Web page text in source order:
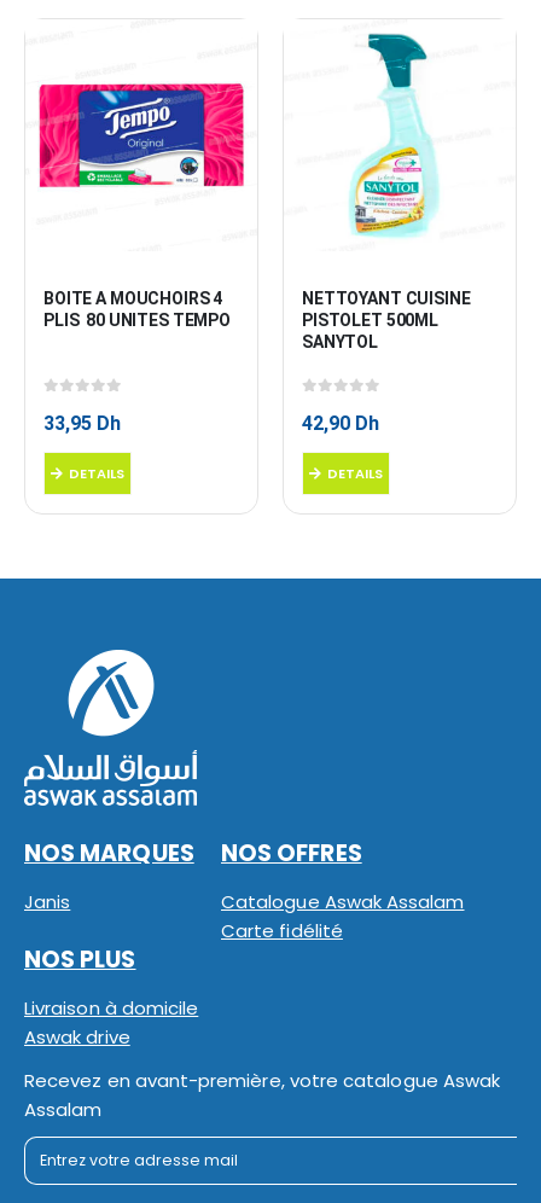
BOITE A MOUCHOIRS 4
PLIS  80 UNITES TEMPO
33,95 Dh
DETAILS
NETTOYANT CUISINE
PISTOLET 500ML
SANYTOL
42,90 Dh
DETAILS
NOS MARQUES
Janis
NOS OFFRES
Catalogue Aswak Assalam
Carte fidélité
NOS PLUS
Livraison à domicile
Aswak drive
Recevez en avant-première, votre catalogue Aswak
Assalam